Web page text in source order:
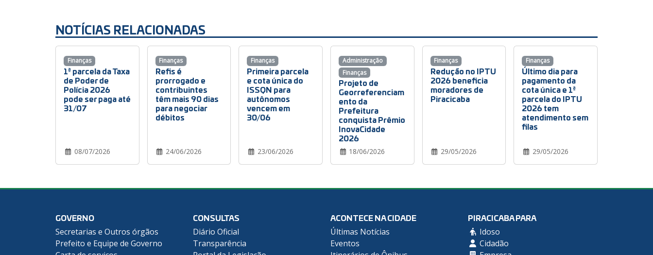
NOTÍCIAS RELACIONADAS
1ª parcela da Taxa
de Poder de
Polícia 2026
pode ser paga até
31/07
08/07/2026
Finanças
Refis é
prorrogado e
contribuintes
têm mais 90 dias
para negociar
débitos
24/06/2026
Finanças
Primeira parcela
e cota única do
ISSQN para
autônomos
vencem em
30/06
23/06/2026
Finanças
Projeto de
Georreferenciam
ento da
Prefeitura
conquista Prêmio
InovaCidade
2026
18/06/2026
Administração
Finanças
Redução no IPTU
2026 beneficia
moradores de
Piracicaba
29/05/2026
Finanças
Último dia para
pagamento da
cota única e 1ª
parcela do IPTU
2026 tem
atendimento sem
filas
29/05/2026
Finanças
GOVERNO
Secretarias e Outros órgãos
Prefeito e Equipe de Governo
CONSULTAS
Diário Oficial
Transparência
ACONTECE NA CIDADE
Últimas Notícias
Eventos
PIRACICABA PARA
Idoso
Cidadão